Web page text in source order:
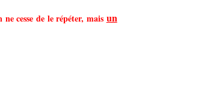
ne cesse de le répéter, mais un